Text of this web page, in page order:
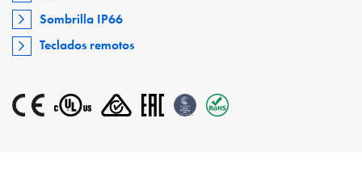
Sombrilla IP66
Teclados remotos